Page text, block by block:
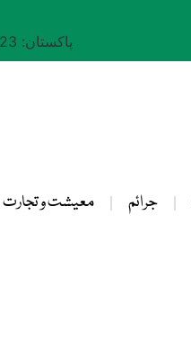
پاکستان: 23 صفر 1448
جرائم معیشت و تجارت